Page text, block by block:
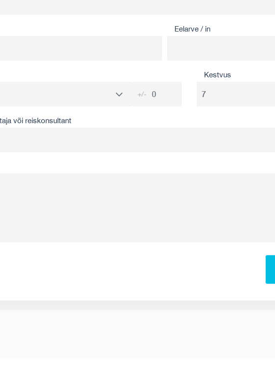
Eelarve / in
+/-
Kestvus
või reiskonsultant